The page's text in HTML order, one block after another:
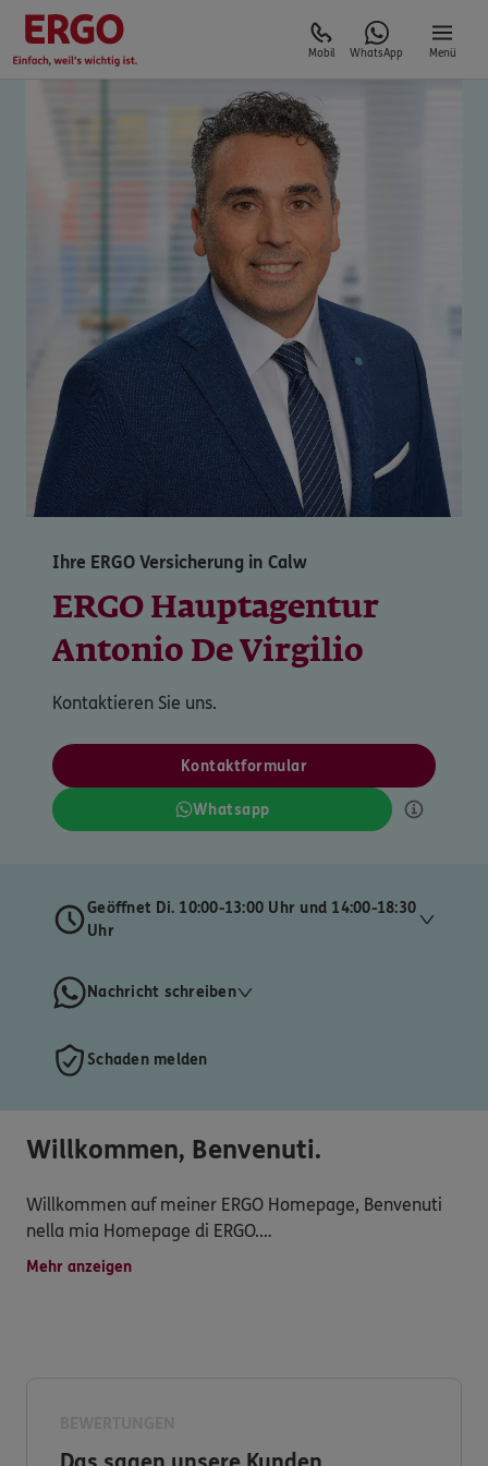
Mobil WhatsApp Menü
Ihre ERGO Versicherung in Calw
ERGO Hauptagentur
Antonio De Virgilio
Kontaktieren Sie uns.
Kontaktformular
Whatsapp
Geöffnet Di. 10:00-13:00 Uhr und 14:00-18:30
Uhr
Nachricht schreiben
Schaden melden
Willkommen, Benvenuti.
Willkommen auf meiner ERGO Homepage, Benvenuti
nella mia Homepage di ERGO.
Mehr anzeigen